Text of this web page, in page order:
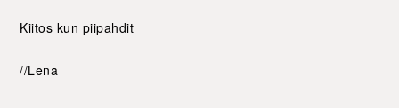
Kiitos kun piipahdit
//Lena